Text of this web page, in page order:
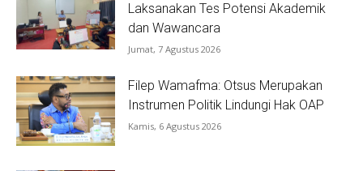
Laksanakan Tes Potensi Akademik
dan Wawancara
Jumat, 7 Agustus 2026
Filep Wamafma: Otsus Merupakan
Instrumen Politik Lindungi Hak OAP
Kamis, 6 Agustus 2026